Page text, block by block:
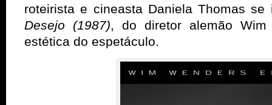
roteirista e cineasta Daniela Thomas
Desejo (1987), do diretor alemão
estética do espetáculo.